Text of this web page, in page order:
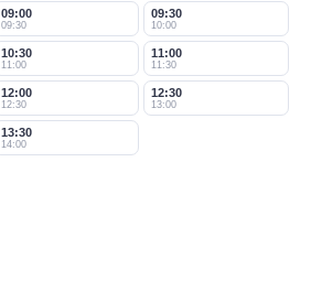
09:00
09:30
09:30
10:00
10:30
11:00
11:00
11:30
12:00
12:30
12:30
13:00
13:30
14:00